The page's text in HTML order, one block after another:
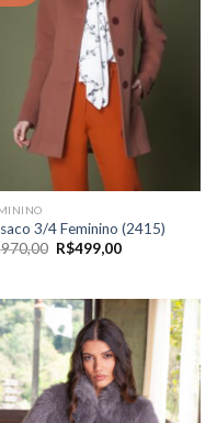
3/4 Feminino (2415)
970,00 O
R$970,00.
R$499,00O
R$499,00.